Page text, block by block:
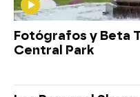
Fotógrafos y Beta
Central Park